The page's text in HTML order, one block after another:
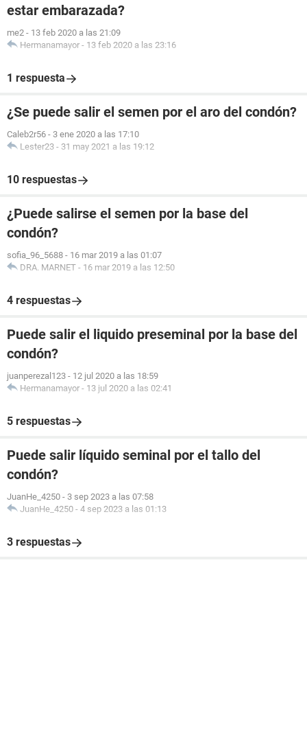
estar embarazada?
me2 - 13 feb 2020 a las 21:09
Hermanamayor - 13 feb 2020 a las 23:16
1 respuesta
¿Se puede salir el semen por el aro del condón?
Caleb2r56 - 3 ene 2020 a las 17:10
Lester23 - 31 may 2021 a las 19:12
10 respuestas
¿Puede salirse el semen por la base del
condón?
sofia_96_5688 - 16 mar 2019 a las 01:07
DRA. MARNET - 16 mar 2019 a las 12:50
4 respuestas
Puede salir el liquido preseminal por la base del
condón?
juanperezal123 - 12 jul 2020 a las 18:59
Hermanamayor - 13 jul 2020 a las 02:41
5 respuestas
Puede salir líquido seminal por el tallo del
condón?
JuanHe_4250 - 3 sep 2023 a las 07:58
JuanHe_4250 - 4 sep 2023 a las 01:13
3 respuestas